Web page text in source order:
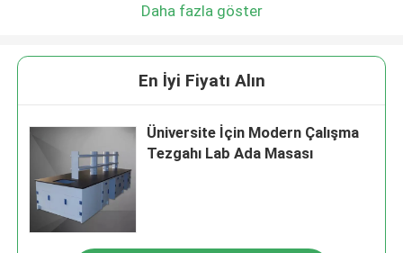
Daha fazla göster
En İyi Fiyatı Alın
Üniversite İçin Modern Çalışma
Tezgahı Lab Ada Masası